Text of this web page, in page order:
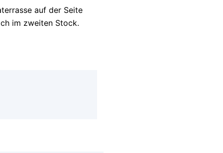
auf der Seite
im zweiten Stock.